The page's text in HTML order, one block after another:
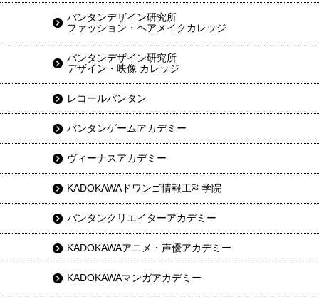
バンタンデザイン研究所
ファッション・ヘアメイクカレッジ
バンタンデザイン研究所
デザイン・映像 カレッジ
レコールバンタン
バンタンゲームアカデミー
ヴィーナスアカデミー
KADOKAWAドワンゴ情報工科学院
バンタンクリエイターアカデミー
KADOKAWAアニメ・声優アカデミー
KADOKAWAマンガアカデミー